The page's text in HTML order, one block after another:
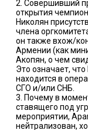
2. Совершивший
открытия
Николян
члена
он также вхож/
Армении (как
Акопян, о чем
Это означает,
находится в
СГО и/или СНБ.
3. Почему в
ставящего под
мероприятии,
нейтрализован,